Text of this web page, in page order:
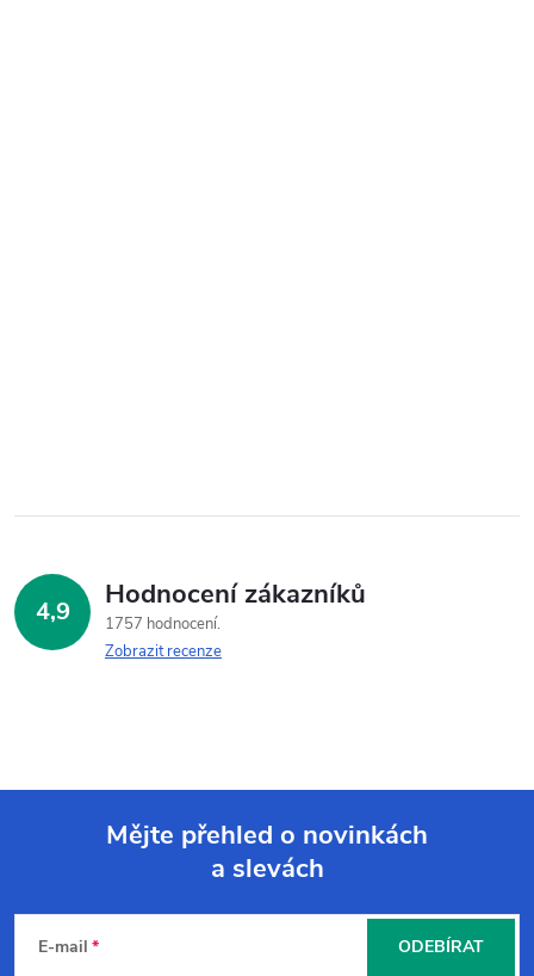
4,9 Hodnocení zákazníků
1757 hodnocení
Zobrazit recenze
Mějte přehled o novinkách
a slevách
E-mail ODEBÍRAT